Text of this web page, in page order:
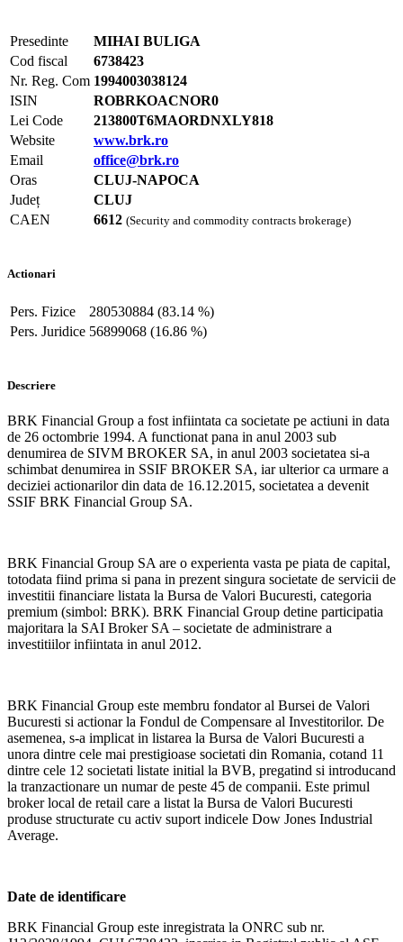
Presedinte
MIHAI BULIGA
Cod fiscal
6738423
Nr. Reg. Com 1994003038124
ISIN
ROBRKOACNOR0
Lei Code
213800T6MAORDNXLY818
Website
www.brk.ro
Email
office@brk.ro
Oras
CLUJ-NAPOCA
Județ
CLUJ
CAEN
6612 (Security and commodity contracts brokerage)
Actionari
Pers. Fizice
280530884 (83.14 %)
Pers. Juridice 56899068 (16.86 %)
Descriere
BRK Financial Group a fost infiintata ca societate pe actiuni in data
de 26 octombrie 1994. A functionat pana in anul 2003 sub
denumirea de SIVM BROKER SA, in anul 2003 societatea si-a
schimbat denumirea in SSIF BROKER SA, iar ulterior ca urmare a
deciziei actionarilor din data de 16.12.2015, societatea a devenit
SSIF BRK Financial Group SA.
BRK Financial Group SA are o experienta vasta pe piata de capital,
totodata fiind prima si pana in prezent singura societate de servicii de
investitii financiare listata la Bursa de Valori Bucuresti, categoria
premium (simbol: BRK). BRK Financial Group detine participatia
majoritara la SAI Broker SA – societate de administrare a
investitiilor infiintata in anul 2012.
BRK Financial Group este membru fondator al Bursei de Valori
Bucuresti si actionar la Fondul de Compensare al Investitorilor. De
asemenea, s-a implicat in listarea la Bursa de Valori Bucuresti a
unora dintre cele mai prestigioase societati din Romania, cotand 11
dintre cele 12 societati listate initial la BVB, pregatind si introducand
la tranzactionare un numar de peste 45 de companii. Este primul
broker local de retail care a listat la Bursa de Valori Bucuresti
produse structurate cu activ suport indicele Dow Jones Industrial
Average.
Date de identificare
BRK Financial Group este inregistrata la ONRC sub nr.